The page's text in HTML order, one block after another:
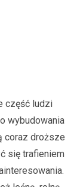
część ludzi
wybudowania
coraz droższe
się trafieniem